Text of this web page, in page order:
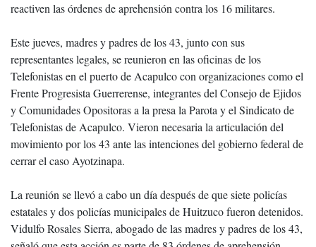
reactiven las órdenes de aprehensión contra los 16 militares.
Este jueves, madres y padres de los 43, junto con sus
representantes legales, se reunieron en las oficinas de los
Telefonistas en el puerto de Acapulco con organizaciones como el
Frente Progresista Guerrerense, integrantes del Consejo de Ejidos
y Comunidades Opositoras a la presa la Parota y el Sindicato de
Telefonistas de Acapulco. Vieron necesaria la articulación del
movimiento por los 43 ante las intenciones del gobierno federal de
cerrar el caso Ayotzinapa.
La reunión se llevó a cabo un día después de que siete policías
estatales y dos policías municipales de Huitzuco fueron detenidos.
Vidulfo Rosales Sierra, abogado de las madres y padres de los 43,